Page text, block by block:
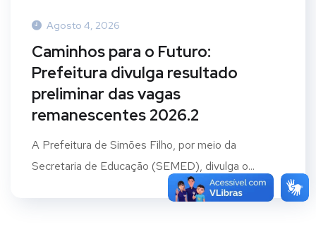
Agosto 4, 2026
Caminhos para o Futuro:
Prefeitura divulga resultado
preliminar das vagas
remanescentes 2026.2
A Prefeitura de Simões Filho, por meio da
Secretaria de Educação (SEMED), divulga o...